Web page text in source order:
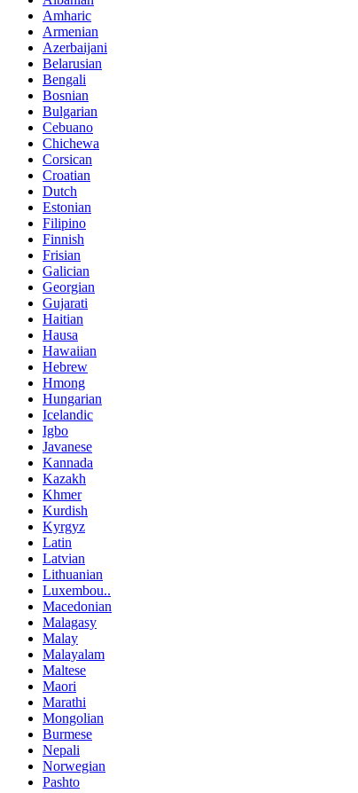
Amharic
Armenian
Azerbaijani
Belarusian
Bengali
Bosnian
Bulgarian
Cebuano
Chichewa
Corsican
Croatian
Dutch
Estonian
Filipino
Finnish
Frisian
Galician
Georgian
Gujarati
Haitian
Hausa
Hawaiian
Hebrew
Hmong
Hungarian
Icelandic
Igbo
Javanese
Kannada
Kazakh
Khmer
Kurdish
Kyrgyz
Latin
Latvian
Lithuanian
Luxembou..
Macedonian
Malagasy
Malay
Malayalam
Maltese
Maori
Marathi
Mongolian
Burmese
Nepali
Norwegian
Pashto